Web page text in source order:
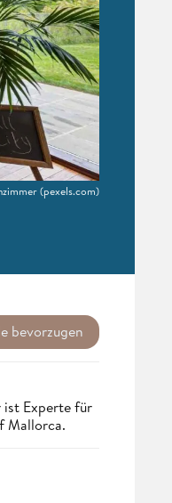
(pexels.com)
bevorzugen
ist Experte für
Mallorca.